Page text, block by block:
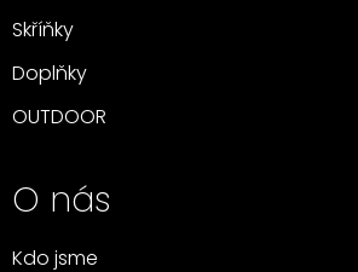
Skříňky
Doplňky
OUTDOOR
O nás
Kdo jsme